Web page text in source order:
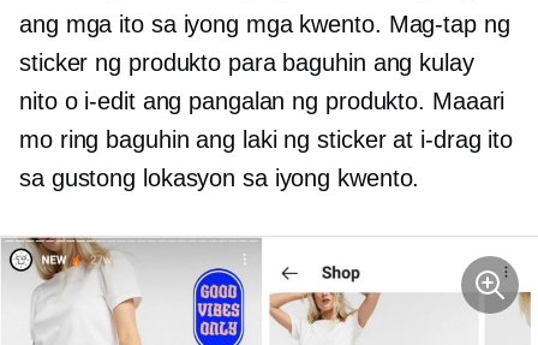
ang mga ito sa iyong mga kwento. Mag-tap ng
sticker ng produkto para baguhin ang kulay
nito o i-edit ang pangalan ng produkto. Maaari
mo ring baguhin ang laki ng sticker at i-drag ito
sa gustong lokasyon sa iyong kwento.